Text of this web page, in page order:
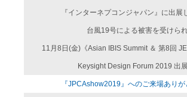
『インターネプコンジャパン』に出展
台風19号による被害を受けら
11月8日(金)《Asian IBIS Summit ＆ 第8回
Keysight Design Forum 2019 出
『JPCAshow2019』へのご来場あり